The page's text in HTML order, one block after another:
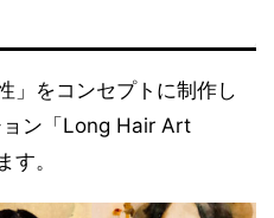
」をコンセプトに制作し
ョン「Long Hair Art
す。